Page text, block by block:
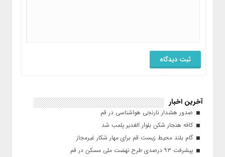
آخرین اخبار
صدور هشدار نارنجی هواشناسی در قم
کافه هنجار شکن بلوار الغدیر پلمب شد
گام بلند محیط زیست قم برای مهار شکار غیرمجاز
پیشرفت ۹۳ درصدی طرح نهضت ملی مسکن در قم